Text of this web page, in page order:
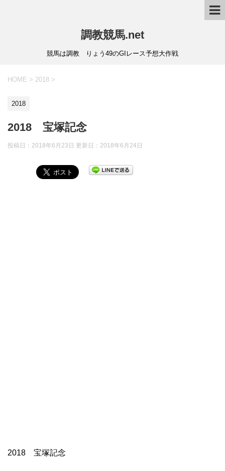
調教競馬.net
競馬は調教 りょう49のGIレース予想大作戦
HOME > 2018 >
2018
2018 宝塚記念
投稿日：2018年6月23日 更新日： 2018年6月24日
2018 宝塚記念